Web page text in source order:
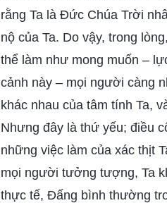
rằng Ta là Đức Chúa Trời
nộ của Ta. Do vậy, trong
thể làm như mong muốn –
cảnh này – mọi người càng
khác nhau của tâm tính Ta,
Nhưng đây là thứ yếu; điều
những việc làm của xác thịt
mọi người tưởng tượng, Ta
thực tế, Đấng bình thường